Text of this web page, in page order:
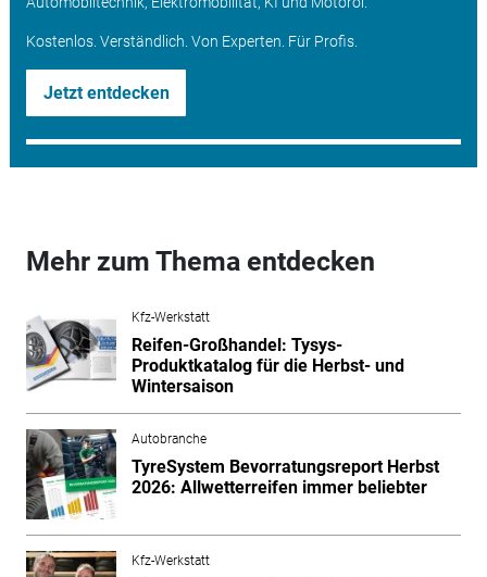
Kostenlos. Verständlich. Von Experten. Für Profis.
Jetzt entdecken
Mehr zum Thema entdecken
Kfz-Werkstatt
Reifen-Großhandel: Tysys-
Produktkatalog für die Herbst- und
Wintersaison
Autobranche
TyreSystem Bevorratungsreport Herbst
2026: Allwetterreifen immer beliebter
Kfz-Werkstatt